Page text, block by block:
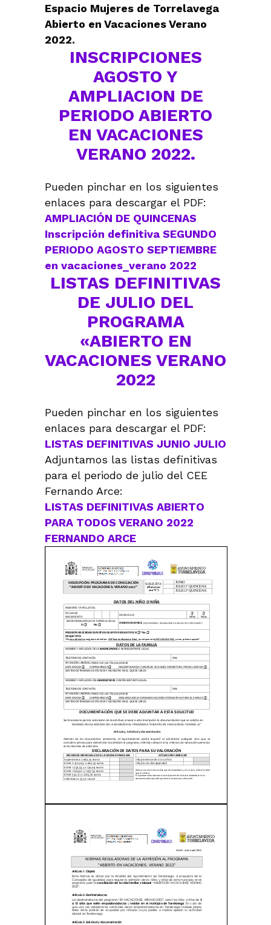
Espacio Mujeres de Torrelavega
Abierto en Vacaciones Verano
2022.
INSCRIPCIONES
AGOSTO Y
AMPLIACION DE
PERIODO ABIERTO
EN VACACIONES
VERANO 2022.
Pueden pinchar en los siguientes
enlaces para descargar el PDF:
AMPLIACIÓN DE QUINCENAS
Inscripción definitiva SEGUNDO
PERIODO AGOSTO SEPTIEMBRE
en vacaciones_verano 2022
LISTAS DEFINITIVAS
DE JULIO DEL
PROGRAMA
«ABIERTO EN
VACACIONES VERANO
2022
Pueden pinchar en los siguientes
enlaces para descargar el PDF:
LISTAS DEFINITIVAS JUNIO JULIO
Adjuntamos las listas definitivas
para el periodo de julio del CEE
Fernando Arce:
LISTAS DEFINITIVAS ABIERTO
PARA TODOS VERANO 2022
FERNANDO ARCE